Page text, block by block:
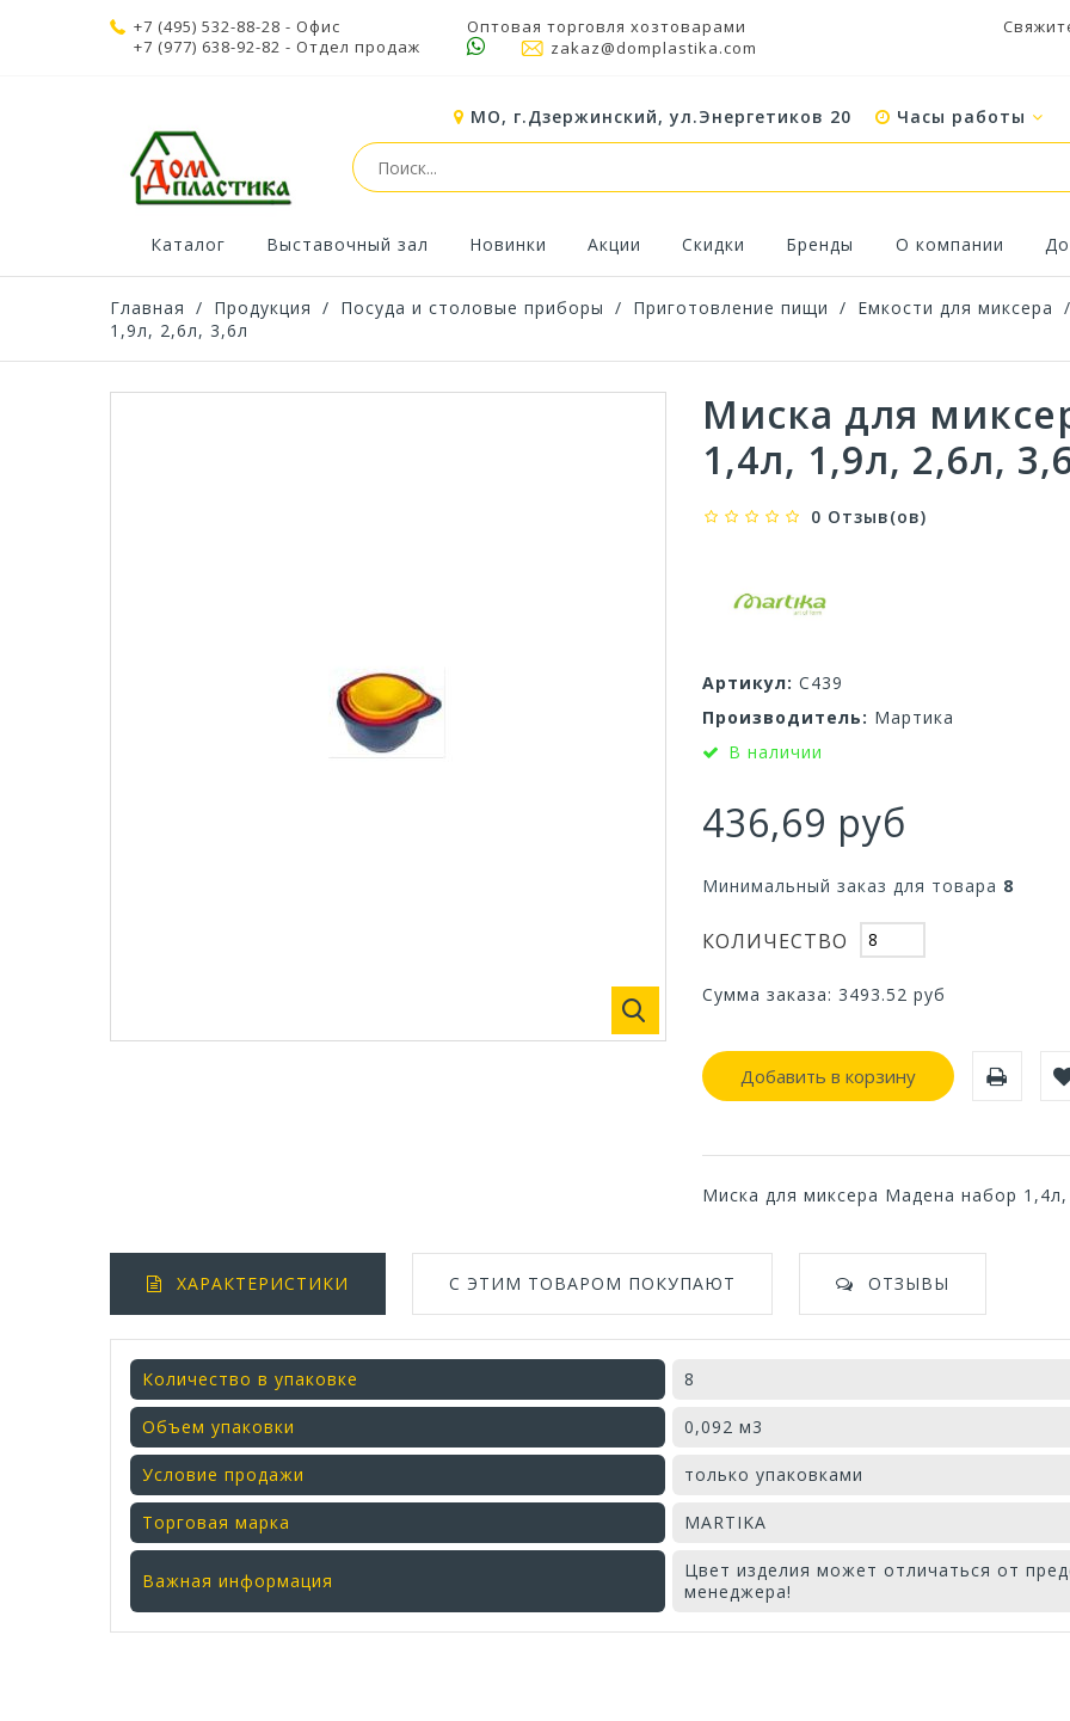
+7 (495) 532-88-28 - Офис
+7 (977) 638-92-82 - Отдел продаж
Оптовая торговля хозтоварами
zakaz@domplastika.com
МО, г.Дзержинский, ул.Энергетиков 20 Часы работы
Каталог Выставочный зал Новинки Акции Скидки Бренды О компании
Главная / Продукция / Посуда и столовые приборы / Приготовление пищи / Емкости для миксера /
1,9л, 2,6л, 3,6л
Миска для
1,4л, 1,9л, 2,6л,
0 Отзыв(ов)
Артикул: С439
Производитель: Мартика
В наличии
436,69 руб
Минимальный заказ для товара 8
КОЛИЧЕСТВО
Сумма заказа: 3493.52 руб
Добавить в корзину
Миска для миксера Мадена набор
ХАРАКТЕРИСТИКИ С ЭТИМ ТОВАРОМ ПОКУПАЮТ ОТЗЫВЫ
Количество в упаковке 8
Объем упаковки 0,092 м3
Условие продажи только упаковками
Торговая марка MARTIKA
Важная информация
Цвет изделия может отличаться от
менеджера!